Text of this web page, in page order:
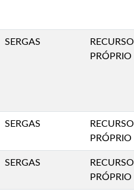
SERGAS
RECURSO
PRÓPRIO
SERGAS
RECURSO
PRÓPRIO
SERGAS
RECURSO
PRÓPRIO